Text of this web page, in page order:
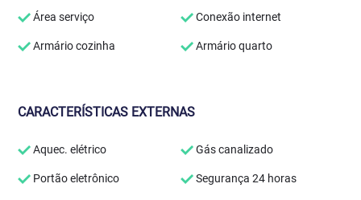
Área serviço Conexão internet
Armário cozinha Armário quarto
CARACTERÍSTICAS EXTERNAS
Aquec. elétrico Gás canalizado
Portão eletrônico Segurança 24 horas